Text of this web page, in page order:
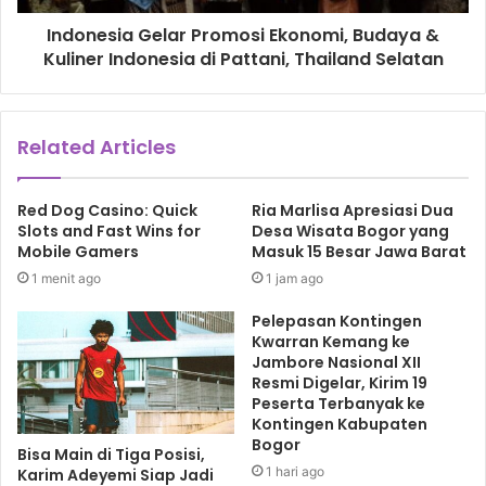
“Ya, kami bayar secara cicilan sebanyak Rp1,3 miliar karena
yang Rp100 juta sebagai infaq pemilik lahan,” terang
Sudharno.
Ustadz Muhammad Dzul Ikrom Lc.
Indonesia Gelar Promosi Ekonomi, Budaya &
Kuliner Indonesia di Pattani, Thailand Selatan
Related Articles
Red Dog Casino: Quick
Slots and Fast Wins for
Mobile Gamers
1 menit ago
Ria Marlisa Apresiasi Dua
Desa Wisata Bogor yang
Masuk 15 Besar Jawa Barat
1 jam ago
Bisa Main di Tiga Posisi,
Karim Adeyemi Siap Jadi
Pelepasan Kontingen
Kwarran Kemang ke
Jambore Nasional XII
Resmi Digelar, Kirim 19
Peserta Terbanyak ke
Kontingen Kabupaten
Bogor
1 hari ago